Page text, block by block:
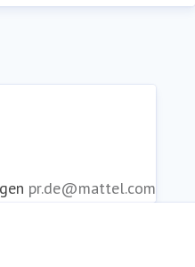
pr.de@mattel.com